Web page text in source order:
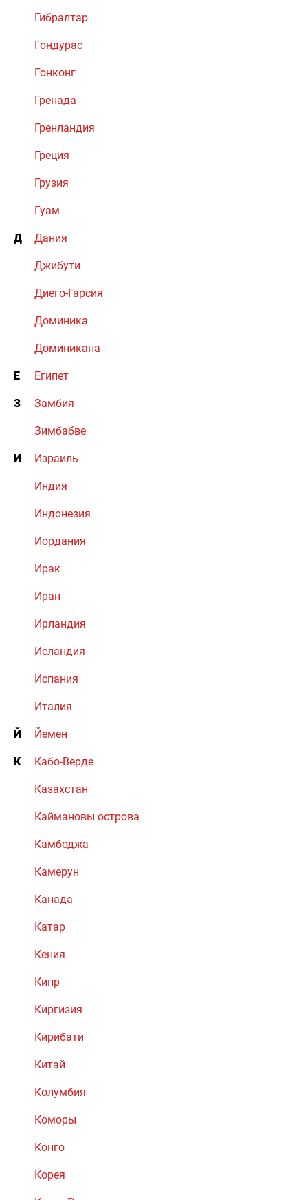
Гибралтар
Гондурас
Гонконг
Гренада
Гренландия
Греция
Грузия
Гуам
Д Дания
Джибути
Диего-Гарсия
Доминика
Доминикана
Е Египет
З Замбия
Зимбабве
И Израиль
Индия
Индонезия
Иордания
Ирак
Иран
Ирландия
Исландия
Испания
Италия
Й Йемен
К Кабо-Верде
Казахстан
Каймановы острова
Камбоджа
Камерун
Канада
Катар
Кения
Кипр
Киргизия
Кирибати
Китай
Колумбия
Коморы
Конго
Корея